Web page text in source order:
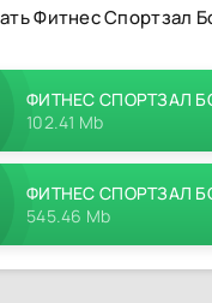
Фитнес Спортзал
ФИТНЕС СПОРТЗАЛ
102.41 Mb
ФИТНЕС СПОРТЗАЛ
545.46 Mb